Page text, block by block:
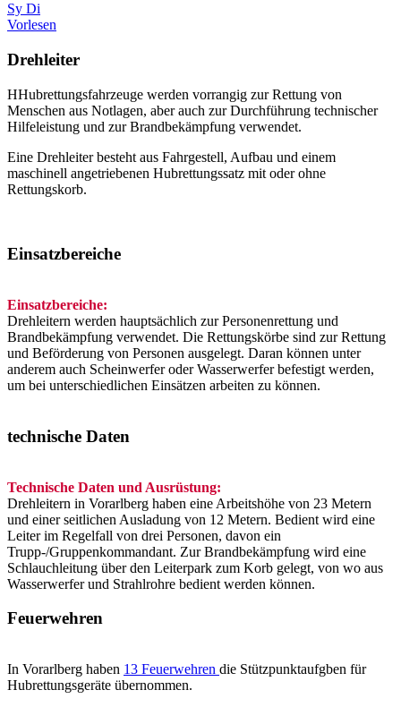
Sy Di
Vorlesen
Drehleiter
HHubrettungsfahrzeuge werden vorrangig zur Rettung von
Menschen aus Notlagen, aber auch zur Durchführung technischer
Hilfeleistung und zur Brandbekämpfung verwendet.
Eine Drehleiter besteht aus Fahrgestell, Aufbau und einem
maschinell angetriebenen Hubrettungssatz mit oder ohne
Rettungskorb.
Einsatzbereiche
Einsatzbereiche:
Drehleitern werden hauptsächlich zur Personenrettung und
Brandbekämpfung verwendet. Die Rettungskörbe sind zur Rettung
und Beförderung von Personen ausgelegt. Daran können unter
anderem auch Scheinwerfer oder Wasserwerfer befestigt werden,
um bei unterschiedlichen Einsätzen arbeiten zu können.
technische Daten
Technische Daten und Ausrüstung:
Drehleitern in Vorarlberg haben eine Arbeitshöhe von 23 Metern
und einer seitlichen Ausladung von 12 Metern. Bedient wird eine
Leiter im Regelfall von drei Personen, davon ein
Trupp-/Gruppenkommandant. Zur Brandbekämpfung wird eine
Schlauchleitung über den Leiterpark zum Korb gelegt, von wo aus
Wasserwerfer und Strahlrohre bedient werden können.
Feuerwehren
In Vorarlberg haben 13 Feuerwehren die Stützpunktaufgben für
Hubrettungsgeräte übernommen.